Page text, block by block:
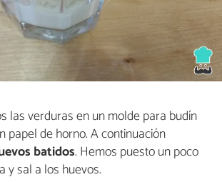
las verduras en un molde para budín
papel de horno. A continuación
batidos. Hemos puesto un poco
y sal a los huevos.